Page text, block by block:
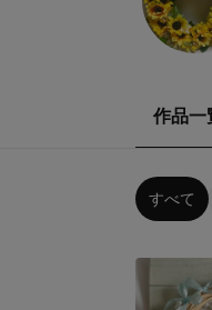
作品一
すべて